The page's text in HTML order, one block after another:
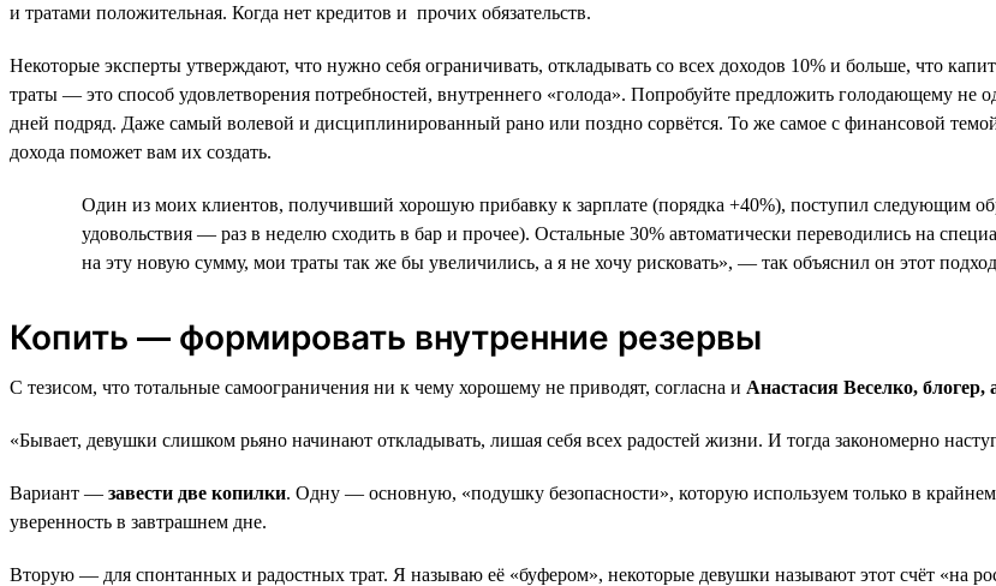
и тратами положительная. Когда нет кредитов и прочих обязательств.
Некоторые эксперты утверждают, что нужно себя ограничивать, откладывать со всех доходов 10% и больше, что
траты — это способ удовлетворения потребностей, внутреннего «голода». Попробуйте предложить голодающему не
дней подряд. Даже самый волевой и дисциплинированный рано или поздно сорвётся. То же самое с финансовой
дохода поможет вам их создать.
Один из моих клиентов, получивший хорошую прибавку к зарплате (порядка +40%), поступил следующим
удовольствия — раз в неделю сходить в бар и прочее). Остальные 30% автоматически переводились на
на эту новую сумму, мои траты так же бы увеличились, а я не хочу рисковать», — так объяснил он этот
Копить — формировать внутренние резервы
С тезисом, что тотальные самоограничения ни к чему хорошему не приводят, согласна и Анастасия Веселко,
«Бывает, девушки слишком рьяно начинают откладывать, лишая себя всех радостей жизни. И тогда закономерно
Вариант — завести две копилки. Одну — основную, «подушку безопасности», которую используем только в
уверенность в завтрашнем дне.
Вторую — для спонтанных и радостных трат. Я называю её «буфером», некоторые девушки называют этот счёт «на